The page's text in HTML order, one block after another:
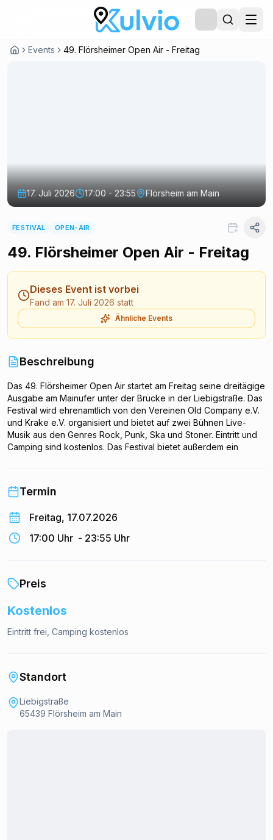
Events 49. Flörsheimer Open Air - Freitag
17. Juli 2026 17:00 - 23:55 Flörsheim am Main
FESTIVAL OPEN-AIR
49. Flörsheimer Open Air - Freitag
Dieses Event ist vorbei
Fand am 17. Juli 2026 statt
Ähnliche Events
Beschreibung
Das 49. Flörsheimer Open Air startet am Freitag seine dreitägige
Ausgabe am Mainufer unter der Brücke in der Liebigstraße. Das
Festival wird ehrenamtlich von den Vereinen Old Company e.V.
und Krake e.V. organisiert und bietet auf zwei Bühnen Live-
Musik aus den Genres Rock, Punk, Ska und Stoner. Eintritt und
Camping sind kostenlos. Das Festival bietet außerdem ein
Termin
Freitag, 17.07.2026
17:00 Uhr - 23:55 Uhr
Preis
Kostenlos
Eintritt frei, Camping kostenlos
Standort
Liebigstraße
65439 Flörsheim am Main